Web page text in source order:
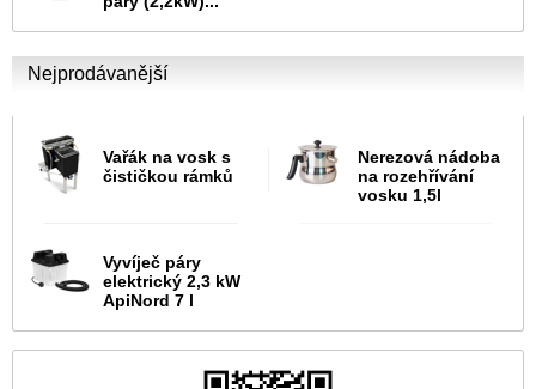
Nejprodávanější
Vařák na vosk s
čističkou rámků
Nerezová nádoba
na rozehřívání
vosku 1,5l
Vyvíječ páry
elektrický 2,3 kW
ApiNord 7 l